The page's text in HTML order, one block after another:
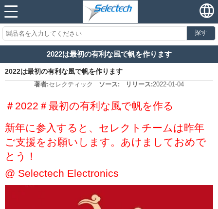
探す
2022は最初の有利な風で帆を作ります
2022は最初の有利な風で帆を作ります
著者:セレクティック ソース: リリース:2022-01-04
＃2022＃最初の有利な風で帆を作る
新年に参入すると、セレクトチームは昨年
ご支援をお願いします。あけましておめで
とう！
@ Selectech Electronics